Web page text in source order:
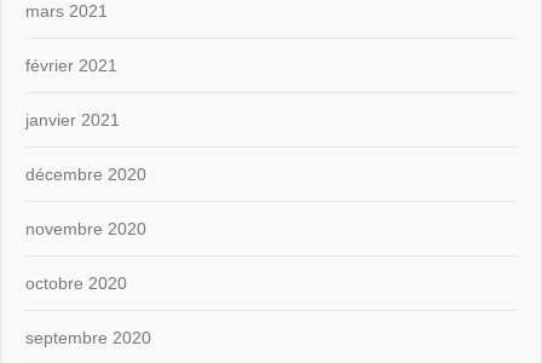
mars 2021
février 2021
janvier 2021
décembre 2020
novembre 2020
octobre 2020
septembre 2020